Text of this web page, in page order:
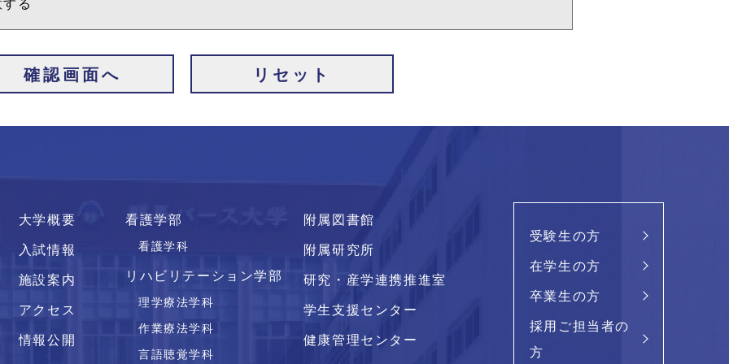
大学概要
入試情報
施設案内
アクセス
情報公開
看護学部
看護学科
リハビリテーション学部
理学療法学科
作業療法学科
言語聴覚学科
附属図書館
附属研究所
研究・産学連携推進室
学生支援センター
健康管理センター
受験生の方
在学生の方
卒業生の方
採用ご担当者の
方